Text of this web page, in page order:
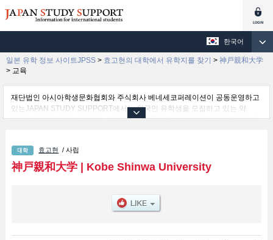
한국어
일본 유학 정보 사이트JPSS > 효고현의 대학에서 유학지를 찾기 > 神戸親和大学
> 교육
재단법인 아시아학생문화협회와 주식회사 베네세코퍼레이션이 공동운영하고
있는JAPAN STUDY SUPPORT에서는 외국인 유학생을 모집하고 있는 약
1,300여 개의 대학・대학원・단기대학・전문학교의 정보를 게재하고 있습니
부및심리 (2027년 4월 개설 예정) 학부 등의 학부별 정보, 모집정원과 합격자수
등의 입시정보, 시설안내, 교통정보 등 외국인 유학생에게 유익하고 필요한 정
보를 게재하고 있으므로 많이 이용해 주시기 바랍니다.
효고현 / 사립
神戸親和大学| Kobe Shinwa University